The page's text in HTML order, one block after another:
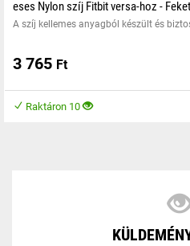
eses Nylon szíj Fitbit versa-hoz -
A szíj kellemes anyagból készült és
3 765 Ft
Raktáron 10